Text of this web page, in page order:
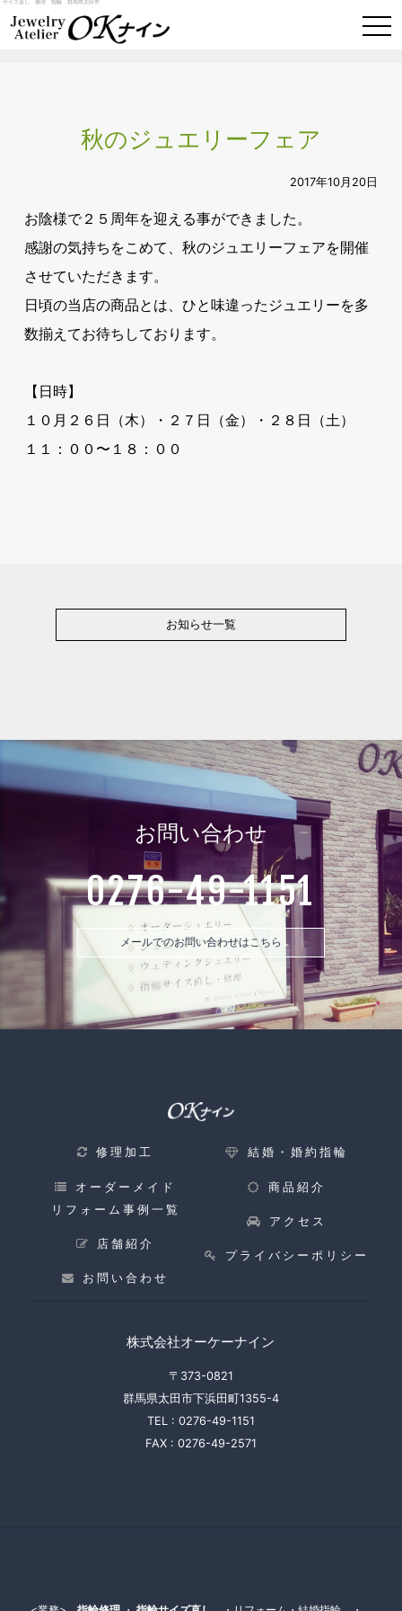
サイズ直し 修理 指輪 群馬県太田市
秋のジュエリーフェア
2017年10月20日
お陰様で２５周年を迎える事ができました。
感謝の気持ちをこめて、秋のジュエリーフェアを開催
させていただきます。
日頃の当店の商品とは、ひと味違ったジュエリーを多
数揃えてお待ちしております。
【日時】
１０月２６日（木）・２７日（金）・２８日（土）
１１：００〜１８：００
お知らせ一覧
お問い合わせ
0276-49-1151
メールでのお問い合わせはこちら
修理加工
オーダーメイド
リフォーム事例一覧
店舗紹介
お問い合わせ
結婚・婚約指輪
商品紹介
アクセス
プライバシーポリシー
株式会社オーケーナイン
〒373-0821
群馬県太田市下浜田町1355-4
TEL : 0276-49-1151
FAX : 0276-49-2571